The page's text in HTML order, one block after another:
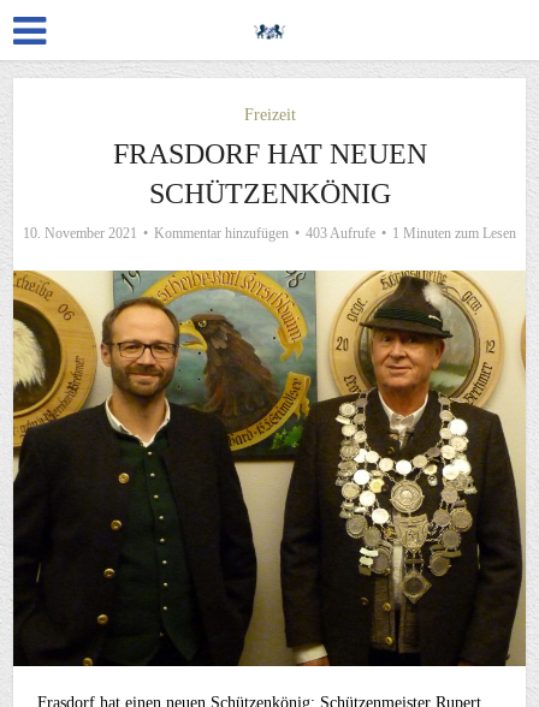
Freizeit
FRASDORF HAT NEUEN
SCHÜTZENKÖNIG
10. November 2021 Kommentar hinzufügen 403 Aufrufe 1 Minuten zum Lesen
Frasdorf hat einen neuen Schützenkönig: Schützenmeister Rupert